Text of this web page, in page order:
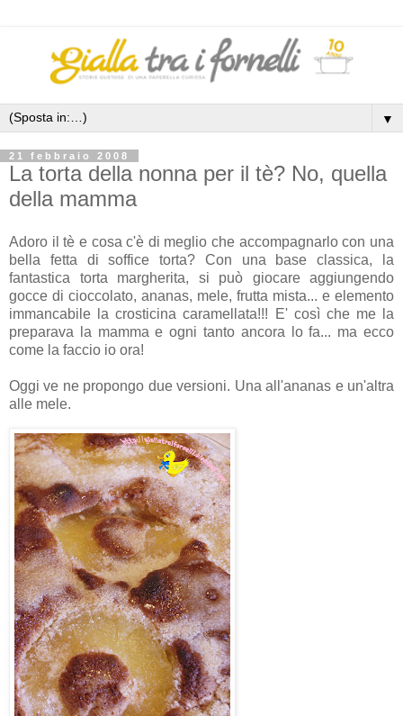
▼
21 febbraio 2008
La torta della nonna per il tè? No, quella
della mamma
Adoro il tè e cosa c'è di meglio che accompagnarlo con una
bella fetta di soffice torta? Con una base classica, la
fantastica torta margherita, si può giocare aggiungendo
gocce di cioccolato, ananas, mele, frutta mista... e elemento
immancabile la crosticina caramellata!!! E' così che me la
preparava la mamma e ogni tanto ancora lo fa... ma ecco
come la faccio io ora!
Oggi ve ne propongo due versioni. Una all'ananas e un'altra
alle mele.